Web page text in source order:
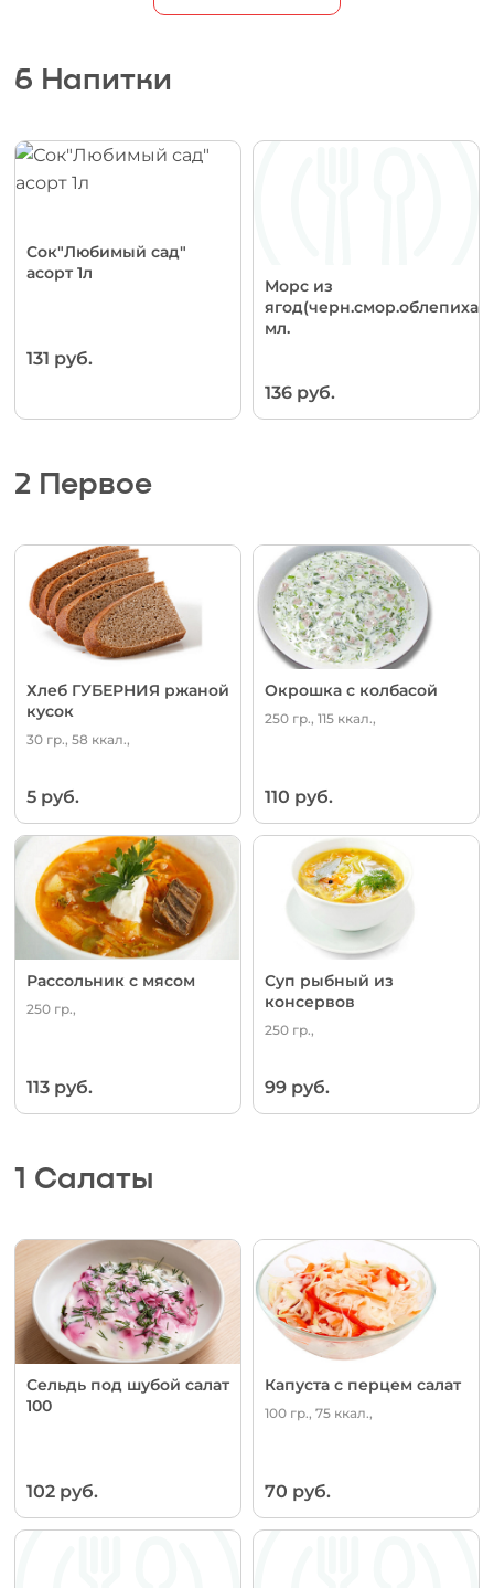
6 Напитки
Сок"Любимый сад"
асорт 1л
131 руб.
Морс из
мл.
136 руб.
2 Первое
Хлеб ГУБЕРНИЯ ржаной
кусок
30 гр., 58 ккал.,
5 руб.
Окрошка с колбасой
250 гр., 115 ккал.,
110 руб.
Рассольник с мясом
250 гр.,
113 руб.
Суп рыбный из
консервов
250 гр.,
99 руб.
1 Салаты
Сельдь под шубой салат
100
102 руб.
Капуста с перцем салат
100 гр., 75 ккал.,
70 руб.